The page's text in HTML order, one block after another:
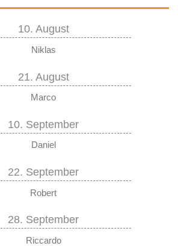
10. August
Niklas
21. August
Marco
10. September
Daniel
22. September
Robert
28. September
Riccardo